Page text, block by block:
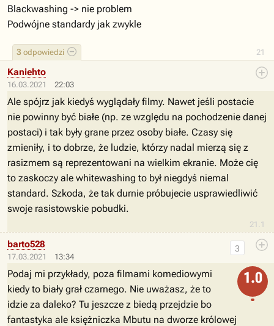
21
3 odpowiedzi
Blackwashing -> nie problem
Podwójne standardy jak zwykle
16.03.2021 22:03
21.1
Kaniehto
Ale spójrz jak kiedyś wyglądały filmy. Nawet jeśli postacie
nie powinny być białe (np. ze względu na pochodzenie danej
postaci) i tak były grane przez osoby białe. Czasy się
zmieniły, i to dobrze, że ludzie, którzy nadal mierzą się z
rasizmem są reprezentowani na wielkim ekranie. Może cię
to zaskoczy ale whitewashing to był niegdyś niemal
standard. Szkoda, że tak durnie próbujecie usprawiedliwić
swoje rasistowskie pobudki.
17.03.2021 13:34
3
barto528
1.0
Podaj mi przykłady, poza filmami komediowymi
kiedy to biały grał czarnego. Nie uważasz, że to
idzie za daleko? Tu jeszcze z biedą przejdzie bo
fantastyka ale księżniczka Mbutu na dworze królowej